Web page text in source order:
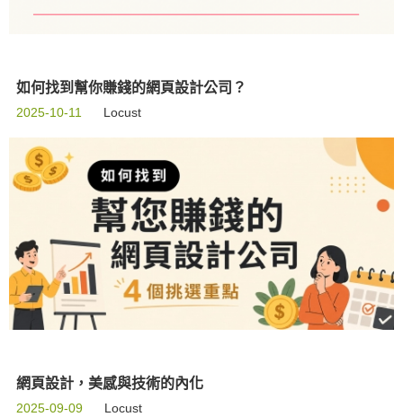
如何找到幫你賺錢的網頁設計公司？
2025-10-11 Locust
網頁設計，美感與技術的內化
2025-09-09 Locust